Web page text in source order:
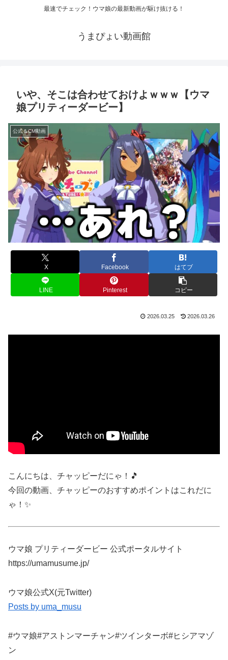
最速でチェック！ウマ娘の最新動画が駆け抜ける！
うまぴょい動画館
いや、そこは合わせておけよｗｗｗ【ウマ
娘プリティーダービー】
公式＆CM動画
X Facebook はてブ
LINE Pinterest コピー
2026.03.25 2026.03.26
こんにちは、チャッピーだにゃ！🎵
今回の動画、チャッピーのおすすめポイントはこれだに
ゃ！✨
ウマ娘 プリティーダービー 公式ポータルサイト
https://umamusume.jp/
ウマ娘公式X(元Twitter)
Posts by uma_musu
#ウマ娘#アストンマーチャン#ツインターボ#ヒシアマゾ
ン